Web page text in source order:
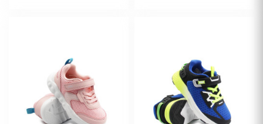
31
33
34 +4
26
28
29 +4